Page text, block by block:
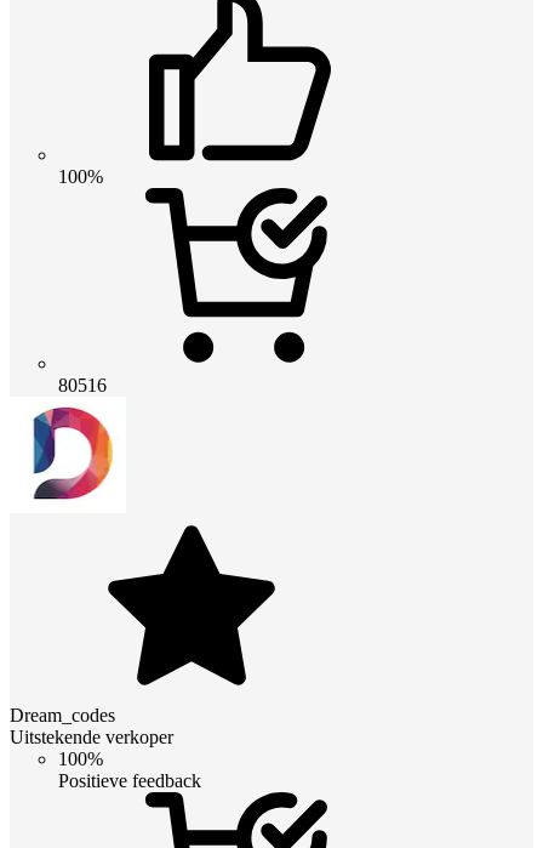
100%
80516
Dream_codes
Uitstekende verkoper
100%
Positieve feedback